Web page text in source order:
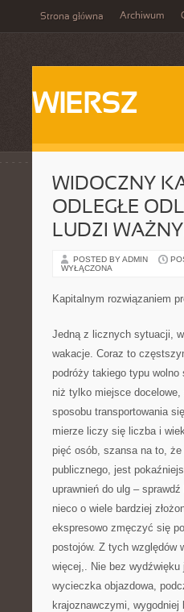
Strona główna Archiwum
WIERSZ
WIDOCZNY
ODLEGŁE
LUDZI
POSTED BY ADMIN
WYŁĄCZONA
Kapitalnym rozwiązaniem
Jedną z licznych sytuacji,
wakacje. Coraz to
podróży takiego typu
niż tylko miejsce
sposobu transportowania
mierze liczy się liczba i
pięć osób, szansa na to,
publicznego, jest
uprawnień do ulg –
nieco o wiele bardziej
ekspresowo zmęczyć się
postojów. Z tych względów
więcej,. Nie bez
wycieczka objazdowa,
krajoznawczymi,